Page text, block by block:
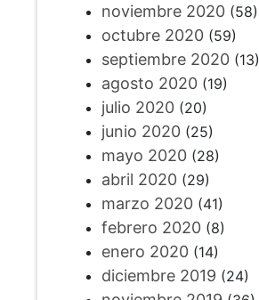
noviembre 2020(58)
octubre 2020(59)
septiembre 2020(13)
agosto 2020(19)
julio 2020(20)
junio 2020(25)
mayo 2020(28)
abril 2020(29)
marzo 2020(41)
febrero 2020(8)
enero 2020(14)
diciembre 2019 (24)